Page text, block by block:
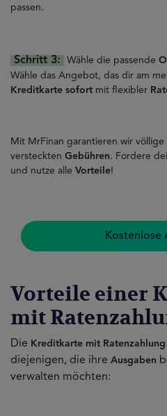
passen.
Schritt 3: Wähle die passende
Wähle das Angebot, das dir am
Kreditkarte sofort mit flexibler
Mit MrFinan garantieren wir völlige
versteckten Gebühren. Fordere
und nutze alle Vorteile!
Kostenlose
Vorteile einer
mit
Die Kreditkarte mit Ratenzahlung
diejenigen, die ihre Ausgaben
verwalten möchten: